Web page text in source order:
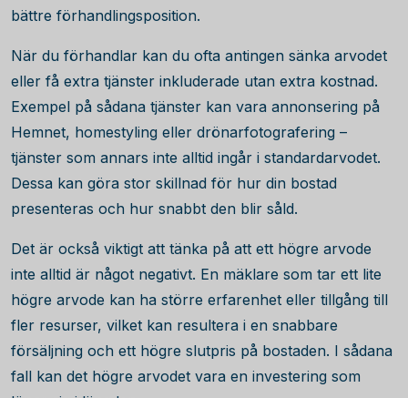
bättre förhandlingsposition.
När du förhandlar kan du ofta antingen sänka arvodet
eller få extra tjänster inkluderade utan extra kostnad.
Exempel på sådana tjänster kan vara annonsering på
Hemnet, homestyling eller drönarfotografering –
tjänster som annars inte alltid ingår i standardarvodet.
Dessa kan göra stor skillnad för hur din bostad
presenteras och hur snabbt den blir såld.
Det är också viktigt att tänka på att ett högre arvode
inte alltid är något negativt. En mäklare som tar ett lite
högre arvode kan ha större erfarenhet eller tillgång till
fler resurser, vilket kan resultera i en snabbare
försäljning och ett högre slutpris på bostaden. I sådana
fall kan det högre arvodet vara en investering som